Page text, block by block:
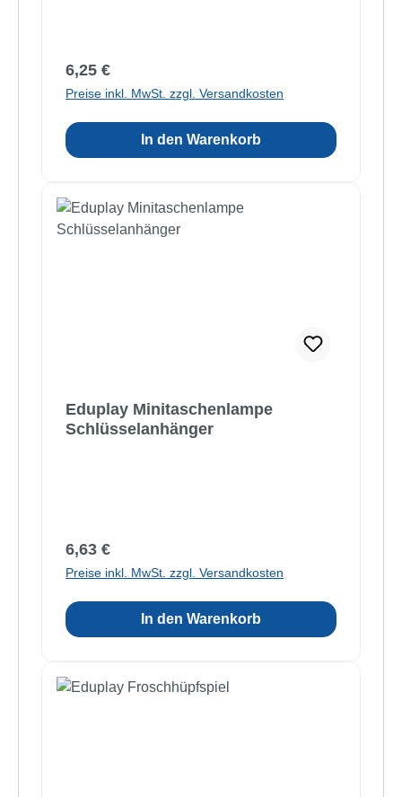
Regulärer Preis:
6,25 €
Preise inkl. MwSt. zzgl. Versandkosten
In den Warenkorb
Eduplay Minitaschenlampe
Schlüsselanhänger
Regulärer Preis:
6,63 €
Preise inkl. MwSt. zzgl. Versandkosten
In den Warenkorb